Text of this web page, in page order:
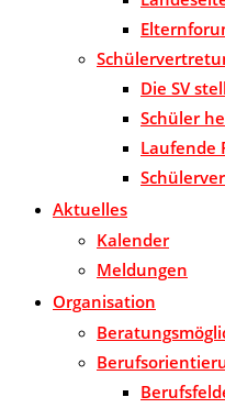
Die SV
Schüler
Laufende
Aktuelles
Kalender
Meldungen
Organisation